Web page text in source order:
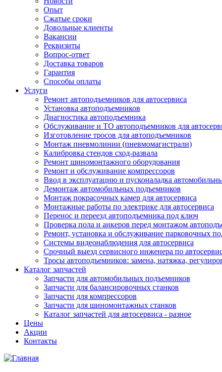
Опыт
Сжатые сроки
Довольные клиенты
Вакансии
Реквизиты
Вопрос-ответ
Доставка товаров
Гарантия
Способы оплаты
Услуги
Ремонт автоподъемников для автосервиса
Установка автоподъемников
Диагностика автоподъемника
Обслуживание и ТО автоподъемников для
Изготовление тросов для автоподъемников
Монтаж пневмолинии (пневмомагистрали)
Калибровка стендов сход-развала
Ремонт шиномонтажного оборудования
Ремонт и обслуживание компрессоров
Ввод в эксплуатацию и пусконаладка
Демонтаж автомобильных подъемников
Монтаж покрасочных камер для автосервиса
Монтажные работы по электрике для автосервиса
Перенос и переезд автоподъемника под ключ
Проверка пола и анкеров перед монтажом
Ремонт, установка и обслуживание парковочных
Системы видеонаблюдения для автосервиса
Срочный выезд сервисного инженера по
Тросы автоподъемников: замена, натяжка,
Каталог запчастей
Запчасти для автомобильных подъемников
Запчасти для балансировочных станков
Запчасти для компрессоров
Запчасти для шиномонтажных станков
Каталог запчастей для автосервиса - разное
Цены
Акции
Контакты